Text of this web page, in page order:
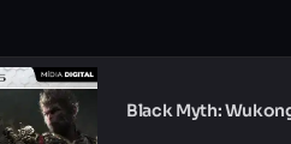
Black Myth: